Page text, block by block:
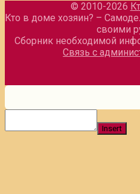
© 2010-2026
Кто в доме хозяин? –
своими
Сборник необходимой
Связь с
Insert